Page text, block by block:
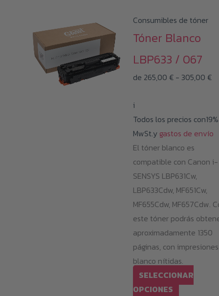
Consumibles de tóner
Tóner Blanco
LBP633 / 067
de 265,00 € - 305,00 €
i
Todos los precios con19%
MwSt.y gastos de envío
El tóner blanco es
compatible con Canon i-
SENSYS LBP631Cw,
LBP633Cdw, MF651Cw,
MF655Cdw, MF657Cdw.
este tóner podrás
aproximadamente 1350
páginas, con
blanco nítidas.
SELECCIONAR
OPCIONES